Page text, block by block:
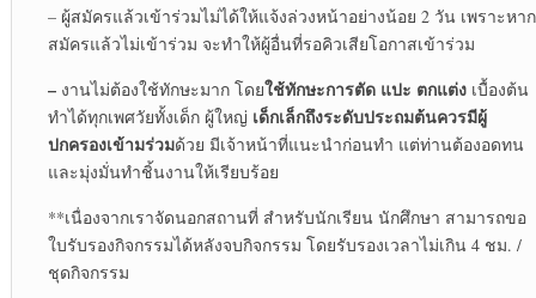
– ผู้สมัครแล้วเข้าร่วมไม่ได้ให้แจ้งล่วงหน้าอย่างน้อย 2 วัน เพราะหาก
สมัครแล้วไม่เข้าร่วม จะทำให้ผู้อื่นที่รอคิวเสียโอกาสเข้าร่วม
– งานไม่ต้องใช้ทักษะมาก โดยใช้ทักษะการตัด แปะ ตกแต่ง เบื้องต้น
ทำได้ทุกเพศวัยทั้งเด็ก ผู้ใหญ่ เด็กเล็กถึงระดับประถมต้นควรมีผู้
ปกครองเข้ามร่วมด้วย มีเจ้าหน้าที่แนะนำก่อนทำ แต่ท่านต้องอดทน
และมุ่งมั่นทำชิ้นงานให้เรียบร้อย
**เนื่องจากเราจัดนอกสถานที่ สำหรับนักเรียน นักศึกษา สามารถขอ
ใบรับรองกิจกรรมได้หลังจบกิจกรรม โดยรับรองเวลาไม่เกิน 4 ชม. /
ชุดกิจกรรม